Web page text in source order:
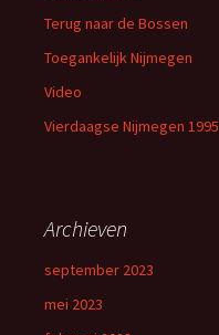
Terug naar de Bossen
Toegankelijk Nijmegen
Video
Vierdaagse Nijmegen 1995
Archieven
september 2023
mei 2023